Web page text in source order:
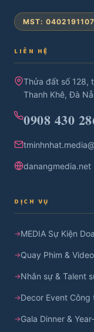
MST: 0402191107
LIÊN HỆ
Thửa đất số 128,
Thanh Khê, Đà
0908 430
danangmedia.net
DỊCH VỤ
MEDIA Sự Kiện
Quay Phim &
Nhân sự & Talent
Decor Event Công
Gala Dinner &